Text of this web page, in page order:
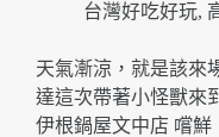
洋
假
日
現
台灣好吃好玩,
天氣漸涼，就是該來
達這次帶著小怪獸來
伊根鍋屋文中店 嚐